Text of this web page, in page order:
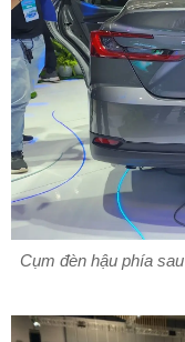
Cụm đèn hậu phía